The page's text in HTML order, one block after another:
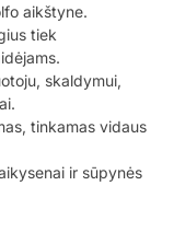
aikštyne.
tiek
skaldymui,
tinkamas vidaus
ir sūpynės